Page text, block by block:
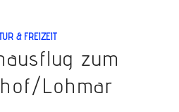
& FREIZEIT
zum
Lohmar